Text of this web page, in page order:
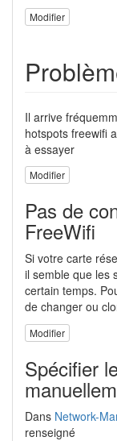
Modifier
Il arrive
hotspots freewifi
à essayer
Modifier
Pas de
FreeWifi
Si votre carte
il semble que les
certain temps.
de changer ou
Modifier
Spécifier
Dans Network-
renseigné